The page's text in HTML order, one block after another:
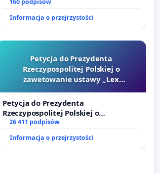
dla budowy zakładu wytwarzania
biometanu „Krynki” w Ostrowiu
Południowym oraz ochrony
160 podpisów
Informacja o przejrzystości
Petycja do Prezydenta
Rzeczypospolitej Polskiej o
zawetowanie ustawy „Lex
Petycja do Prezydenta
Rzeczypospolitej Polskiej o
zawetowanie ustawy „Lex Szarlatan”
26 411 podpisów
Informacja o przejrzystości